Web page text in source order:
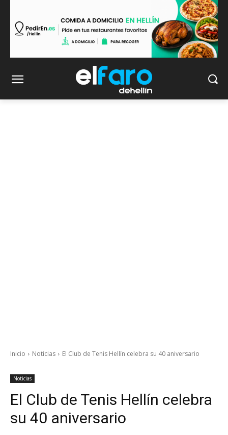
Inicio Noticias El Club de Tenis Hellín celebra su 40 aniversario
Noticias
El Club de Tenis Hellín celebra
su 40 aniversario